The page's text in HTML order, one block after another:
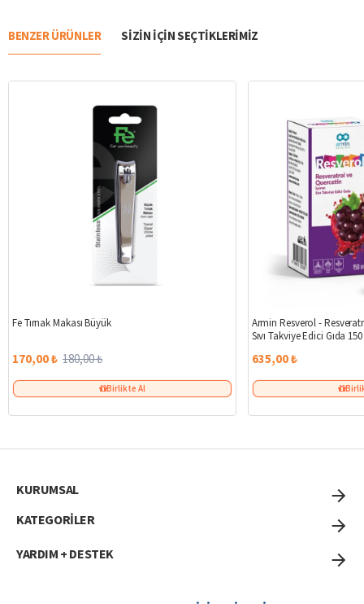
BENZER ÜRÜNLER SIZIN IÇIN SEÇTIKLERIMIZ
Fe Tırnak Makası Büyük
170,00 ₺ 180,00 ₺
Birlikte Al
Armin Resverol -
Sıvı Takviye Edici Gıda
635,00 ₺
KURUMSAL
KATEGORİLER
YARDIM + DESTEK